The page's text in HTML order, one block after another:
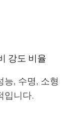
강도 비율
능, 수명, 소형
입니다.